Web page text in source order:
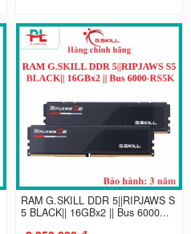
RAM G.SKILL DDR 5||RIPJAWS S
5 BLACK|| 16GBx2 || Bus 6000...